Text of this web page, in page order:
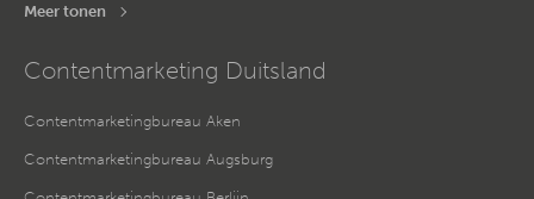
Meer tonen
Contentmarketing Duitsland
Contentmarketingbureau Aken
Contentmarketingbureau Augsburg